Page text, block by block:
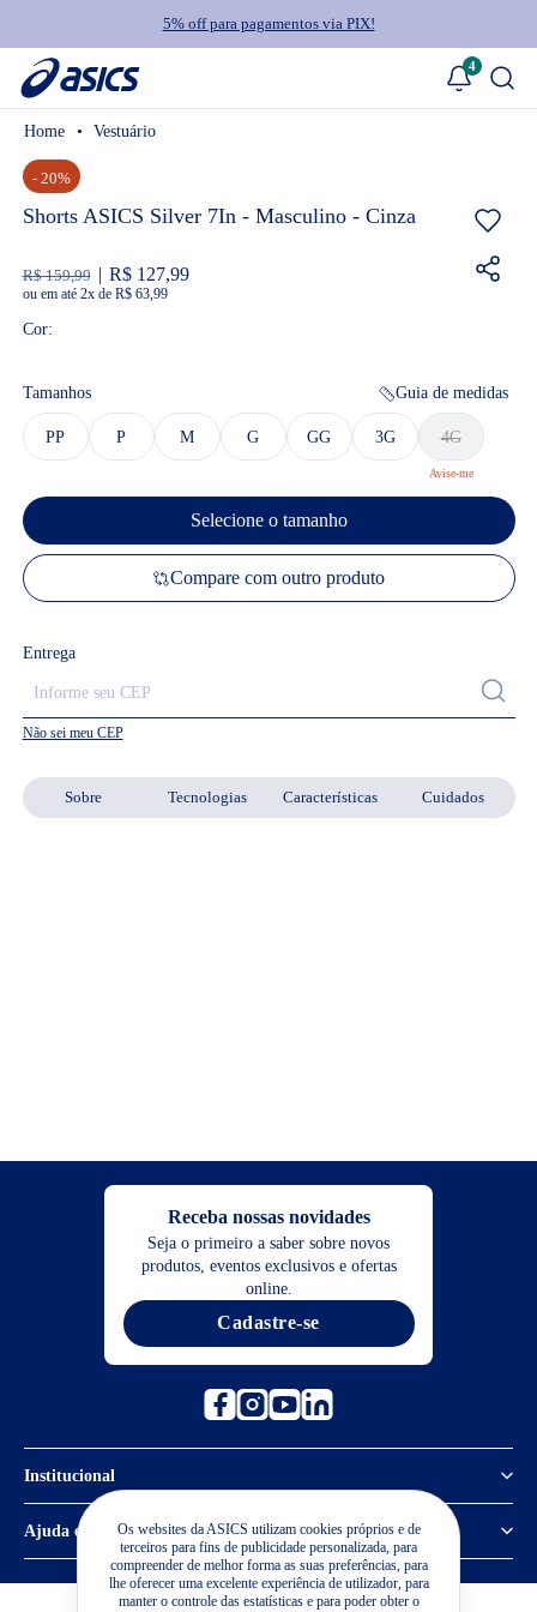
5% off para pagamentos via PIX!
4
Os websites da ASICS utilizam cookies próprios e de
terceiros para fins de publicidade personalizada, para
compreender de melhor forma as suas preferências, para
lhe oferecer uma excelente experiência de utilizador, para
manter o controle das estatísticas e para poder obter o
Sobre Tecnologias Características Cuidados
Vestuário
- 20%
Shorts ASICS Silver 7In - Masculino - Cinza
R$ 159,99 R$ 127,99
ou 2xde R$ 63,99
Cor:
Tamanhos Guia de medidas
PP P M G GG 3G 4G
Selecione o tamanho
Compare com outro produto
Entrega
Não sei meu CEP
Receba nossas novidades
Seja o primeiro a saber sobre novos
produtos, eventos exclusivos e ofertas
online.
Cadastre-se
Institucional
Política de Privacidade
Sobre a ASICS
Ajuda e suporte
Central de Relacionamento